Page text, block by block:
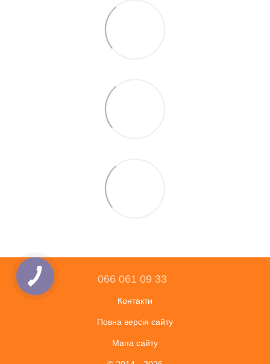
066 061 09 33
Контакти
Повна версія сайту
Мапа сайту